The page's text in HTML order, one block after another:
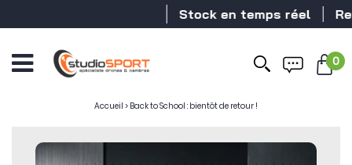
Stock en temps réel
0
Accueil > Back to School : bientôt de retour !